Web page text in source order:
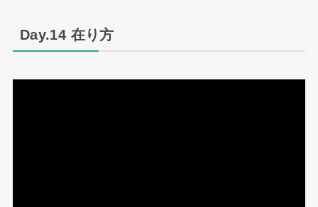
Day.14 在り方